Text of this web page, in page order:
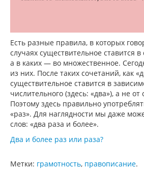
Есть разные правила, в которых
случаях существительное ставится
а в каких — во множественное.
из них. После таких сочетаний, как
существительное ставится в
числительного (здесь: «два»), а не от
Поэтому здесь правильно
«раз». Для наглядности мы даже
слов: «два раза и более».
Два и более раз или раза?
Метки: грамотность, правописание.